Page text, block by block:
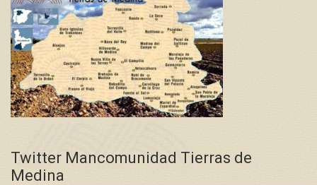
Twitter Mancomunidad Tierras de
Medina